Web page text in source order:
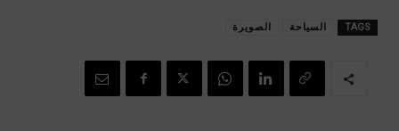
TAGS السياحة الصويرة